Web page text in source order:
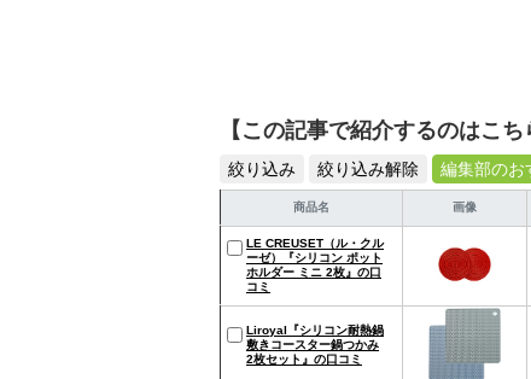
【この記事で紹介するのはこち
絞り込み 絞り込み解除 編集部のお
商品名 画像
LE CREUSET（ル・クル
ーゼ）『シリコン ポット
ホルダー ミニ 2枚』の口
コミ
Liroyal『シリコン耐熱鍋
敷きコースター鍋つかみ
2枚セット』の口コミ